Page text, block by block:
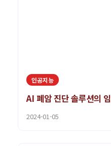
인공지능
AI 폐암 진단 솔루션의
2024-01-05